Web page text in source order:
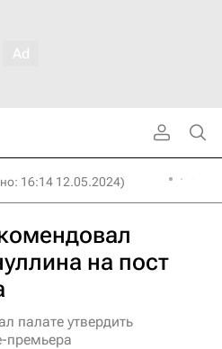
16:14 12.05.2024)
на пост
палате утвердить
премьера